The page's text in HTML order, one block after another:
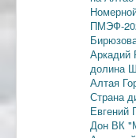
ПМЭФ-
Аркадий
долина
Алтая
Страна
Евгений
Дон ВК